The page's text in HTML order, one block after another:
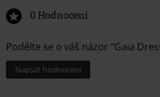
0 Hodnocení
Podělte se o váš názor "Gaia
Napsat hodnocení